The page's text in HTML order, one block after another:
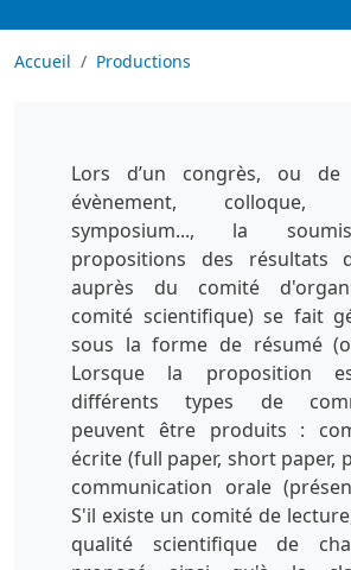
Accueil Productions
Lors d’un congrès, ou
évènement, colloque,
symposium..., la
propositions des résultats
auprès du comité
comité scientifique) se fait
sous la forme de résumé
Lorsque la proposition
différents types de
peuvent être produits :
écrite (full paper, short paper,
communication orale
S'il existe un comité de
qualité scientifique de